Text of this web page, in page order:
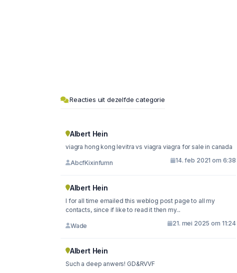
Reacties uit dezelfde categorie
Albert Hein
viagra hong kong levitra vs viagra viagra for sale in canada
AbcfKixinfumn 14. feb 2021 om 6:38
Albert Hein
I for all time emailed this weblog post page to all my
contacts, since if like to read it then my...
Wade 21. mei 2025 om 11:24
Albert Hein
Such a deep anwers! GD&RVVF